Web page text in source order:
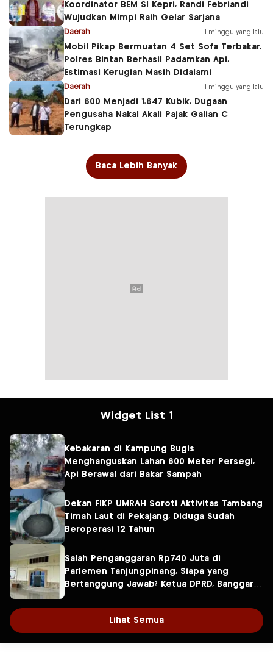
Koordinator BEM SI Kepri, Randi Febriandi
Wujudkan Mimpi Raih Gelar Sarjana
Daerah 1 minggu yang lalu
Mobil Pikap Bermuatan 4 Set Sofa Terbakar,
Polres Bintan Berhasil Padamkan Api,
Estimasi Kerugian Masih Didalami
Daerah 1 minggu yang lalu
Dari 600 Menjadi 1.647 Kubik, Dugaan
Pengusaha Nakal Akali Pajak Galian C
Terungkap
Baca Lebih Banyak
Widget List 1
Kebakaran di Kampung Bugis
Menghanguskan Lahan 600 Meter Persegi,
Api Berawal dari Bakar Sampah
Dekan FIKP UMRAH Soroti Aktivitas Tambang
Timah Laut di Pekajang, Diduga Sudah
Beroperasi 12 Tahun
Salah Penganggaran Rp740 Juta di
Parlemen Tanjungpinang, Siapa yang
Bertanggung Jawab? Ketua DPRD, Banggar
Lihat Semua